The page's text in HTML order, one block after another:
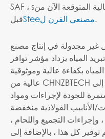
SAF ، sالمتوقعة الآن من
قبلSteeمصنعي الفرن ل.
غير مجدولة في إنتاج مصنع
المياه يزداد مؤشر توافر
بكفاءة عالية وموثوقية
عالية من CHNZBTECH يتم تثبيت المكونات. يتم الوصول إلى
للجودة لإجراءات ومواد
الأنابيب الفولاذية منخفضة
وإجراءات التجميع واللحام ،
توفير كل هذا ، بالإضافة إلى